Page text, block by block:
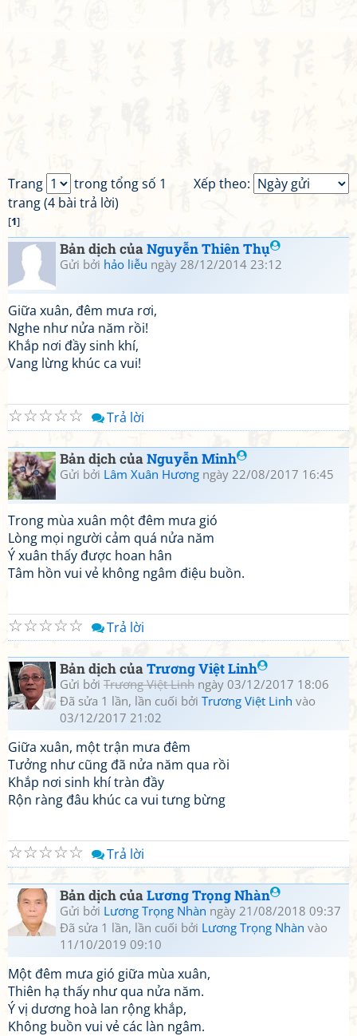
Xếp theo:
Trang
trong tổng số 1
trang (4 bài trả lời)
[1]
Bản dịch củaNguyễn Thiên Thụ
Gửi bởi hảo liễu ngày 28/12/2014 23:12
Giữa xuân, đêm mưa rơi,
Nghe như nửa năm rồi!
Khắp nơi đầy sinh khí,
Vang lừng khúc ca vui!
☆
☆
☆
☆
☆ Trả lời
Bản dịch củaNguyễn Minh
Gửi bởi Lâm Xuân Hương ngày 22/08/2017 16:45
Trong mùa xuân một đêm mưa gió
Lòng mọi người cảm quá nửa năm
Ý xuân thấy được hoan hân
Tâm hồn vui vẻ không ngâm điệu buồn.
☆
☆
☆
☆
☆ Trả lời
Bản dịch củaTrương Việt Linh
Gửi bởi Trương Việt Linh ngày 03/12/2017 18:06
Đã sửa 1 lần, lần cuối bởi Trương Việt Linh vào
03/12/2017 21:02
Giữa xuân, một trận mưa đêm
Tưởng như cũng đã nửa năm qua rồi
Khắp nơi sinh khí tràn đầy
Rộn ràng đâu khúc ca vui tưng bừng
☆
☆
☆
☆
☆ Trả lời
Bản dịch củaLương Trọng Nhàn
Gửi bởi Lương Trọng Nhàn ngày 21/08/2018 09:37
Đã sửa 1 lần, lần cuối bởi Lương Trọng Nhàn vào
11/10/2019 09:10
Một đêm mưa gió giữa mùa xuân,
Thiên hạ thấy như qua nửa năm.
Ý vị dương hoà lan rộng khắp,
Không buồn vui vẻ các làn ngâm.